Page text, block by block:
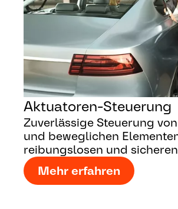
Aktuatoren-Steuerung
Zuverlässige Steuerung
und beweglichen
reibungslosen und
Mehr erfahren